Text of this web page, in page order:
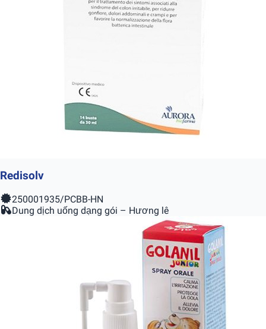
Redisolv
250001935/PCBB-HN
Dung dịch uống dạng gói – Hương lê